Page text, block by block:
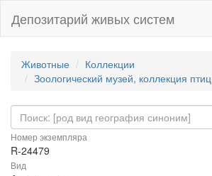
Депозитарий живых систем
Животные
Коллекции
Зоологический музей, коллекция птиц
Номер экземпляра
R-24479
Вид